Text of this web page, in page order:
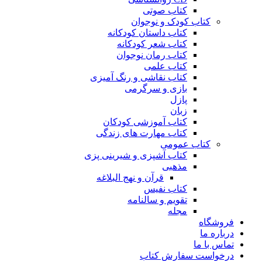
کتاب صوتی
کتاب کودک و نوجوان
کتاب داستان کودکانه
کتاب شعر کودکانه
کتاب رمان نوجوان
کتاب علمی
کتاب نقاشی و رنگ آمیزی
بازی و سرگرمی
پازل
زبان
کتاب آموزشی کودکان
کتاب مهارت های زندگی
کتاب عمومی
کتاب آشپزی و شیرینی پزی
مذهبی
قرآن و نهج البلاغه
کتاب نفیس
تقویم و سالنامه
مجله
فروشگاه
درباره ما
تماس با ما
درخواست سفارش کتاب